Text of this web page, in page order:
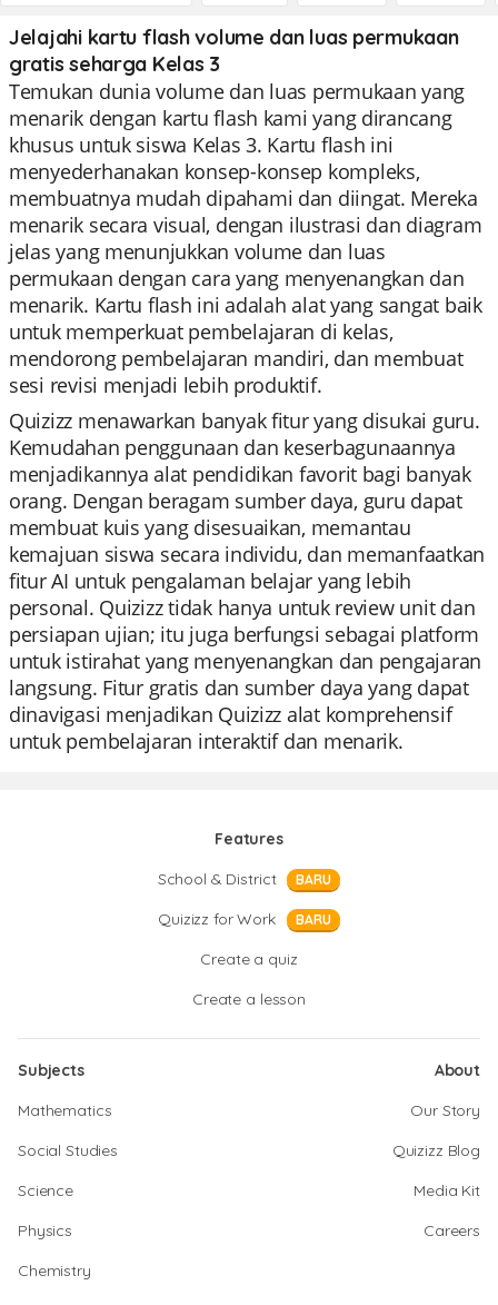
Jelajahi kartu flash volume dan luas permukaan
gratis seharga Kelas 3
Temukan dunia volume dan luas permukaan yang
menarik dengan kartu flash kami yang dirancang
khusus untuk siswa Kelas 3. Kartu flash ini
menyederhanakan konsep-konsep kompleks,
membuatnya mudah dipahami dan diingat. Mereka
menarik secara visual, dengan ilustrasi dan diagram
jelas yang menunjukkan volume dan luas
permukaan dengan cara yang menyenangkan dan
menarik. Kartu flash ini adalah alat yang sangat baik
untuk memperkuat pembelajaran di kelas,
mendorong pembelajaran mandiri, dan membuat
sesi revisi menjadi lebih produktif.
Quizizz menawarkan banyak fitur yang disukai guru.
Kemudahan penggunaan dan keserbagunaannya
menjadikannya alat pendidikan favorit bagi banyak
orang. Dengan beragam sumber daya, guru dapat
membuat kuis yang disesuaikan, memantau
kemajuan siswa secara individu, dan memanfaatkan
fitur AI untuk pengalaman belajar yang lebih
personal. Quizizz tidak hanya untuk review unit dan
persiapan ujian; itu juga berfungsi sebagai platform
untuk istirahat yang menyenangkan dan pengajaran
langsung. Fitur gratis dan sumber daya yang dapat
dinavigasi menjadikan Quizizz alat komprehensif
untuk pembelajaran interaktif dan menarik.
Features
School & District
BARU
Quizizz for Work BARU
Create a quiz
Create a lesson
Subjects
Mathematics
Social Studies
Science
Physics
Chemistry
About
Our Story
Quizizz Blog
Media Kit
Careers